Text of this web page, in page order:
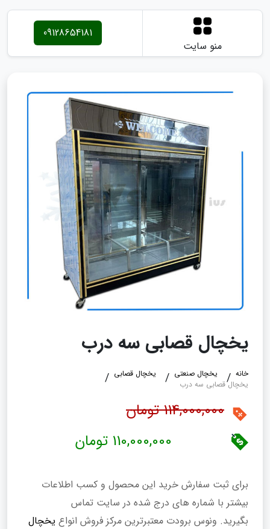
منو سایت
09128654181
یخچال قصابی سه درب
خانه یخچال صنعتی
یخچال قصابی
یخچال قصابی سه درب
114,000,000 تومان
110,000,000 تومان
برای ثبت سفارش خرید این محصول و کسب اطلاعات
بیشتر با شماره های درج شده در سایت تماس
بگیرید. ونوس برودت معتبرترین مرکز فروش انواع یخچال